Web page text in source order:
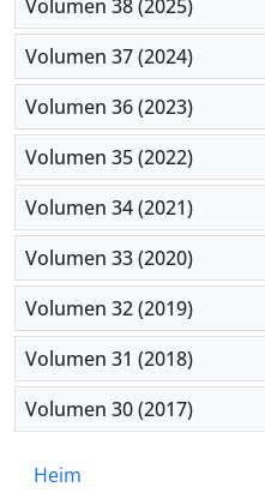
Volumen 38 (2025)
Volumen 37 (2024)
Volumen 36 (2023)
Volumen 35 (2022)
Volumen 34 (2021)
Volumen 33 (2020)
Volumen 32 (2019)
Volumen 31 (2018)
Volumen 30 (2017)
Heim